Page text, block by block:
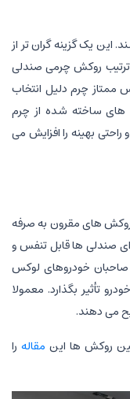
این یک گزینه گران تر از
روکش چرمی صندلی
ممتاز چرم دلیل انتخاب
های ساخته شده از چرم
راحتی بهینه را افزایش می
روکش های مقرون به صرفه
صندلی ها قابل تنفس و
خودروهای لوکس
تأثیر بگذارد. معمولا
می دهند.
روکش ها این مقاله را